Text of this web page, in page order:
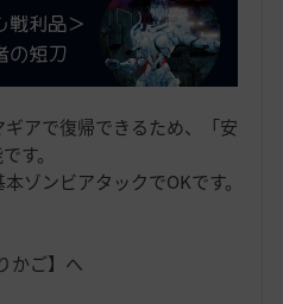
アで復帰できるため、「安
す。
ゾンビアタックでOKです。
かご】へ